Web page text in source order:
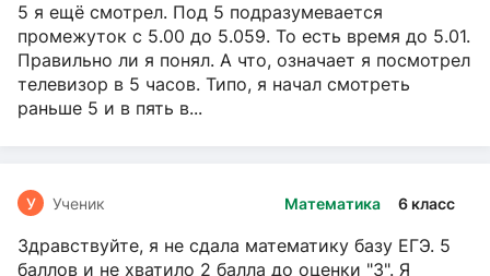
5 я ещё смотрел. Под 5 подразумевается
промежуток с 5.00 до 5.059. То есть время до 5.01.
Правильно ли я понял. А что, означает я посмотрел
телевизор в 5 часов. Типо, я начал смотреть
раньше 5 и в пять в...
Математика 6 класс
У Ученик
Здравствуйте, я не сдала математику базу ЕГЭ. 5
баллов и не хватило 2 балла до оценки "3". Я